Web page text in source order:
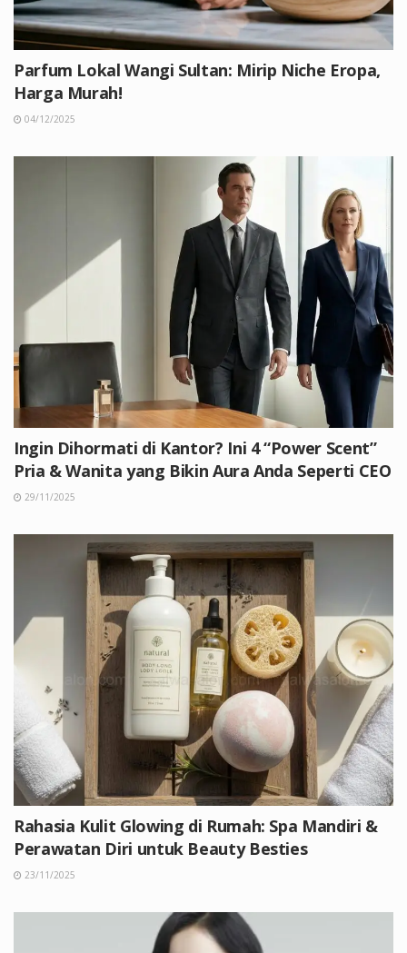
Parfum Lokal Wangi Sultan: Mirip Niche Eropa,
Harga Murah!
04/12/2025
Ingin Dihormati di Kantor? Ini 4 “Power Scent”
Pria & Wanita yang Bikin Aura Anda Seperti CEO
29/11/2025
Rahasia Kulit Glowing di Rumah: Spa Mandiri &
Perawatan Diri untuk Beauty Besties
23/11/2025